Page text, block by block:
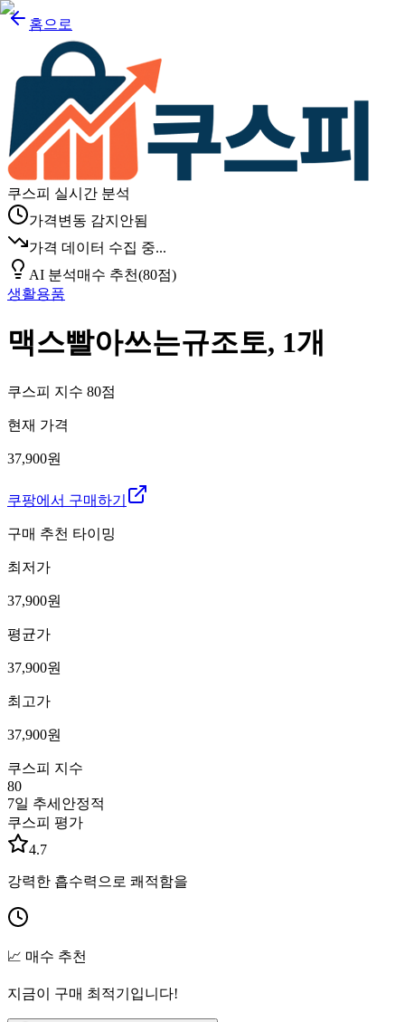
홈으로
쿠스피 실시간 분석
가격변동 감지안됨
가격 데이터 수집 중...
AI 분석매수 추천(80점)
생활용품
맥스빨아쓰는규조토, 1개
쿠스피 지수 80점
현재 가격
37,900원
쿠팡에서 구매하기
구매 추천 타이밍
최저가
37,900원
평균가
37,900원
최고가
37,900원
쿠스피 지수
80
7일 추세 안정적
쿠스피 평가
4.7
강력한 흡수력으로 쾌적함을
📈 매수 추천
지금이 구매 최적기입니다!